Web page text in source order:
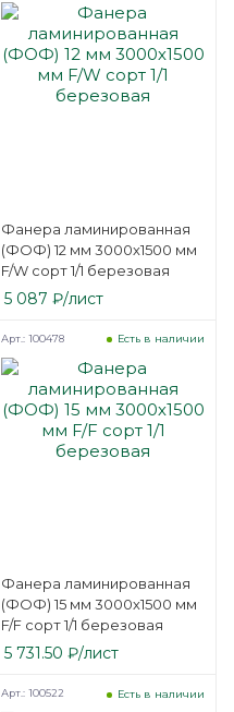
Фанера ламинированная
(ФОФ) 12 мм 3000х1500 мм
F/W сорт 1/1 березовая
5 087 ₽/лист
Фанера ламинированная
(ФОФ) 15 мм 3000х1500 мм
F/F сорт 1/1 березовая
Есть в наличии
Арт.: 100478
5 731.50 ₽/лист
Есть в наличии
Арт.: 100522